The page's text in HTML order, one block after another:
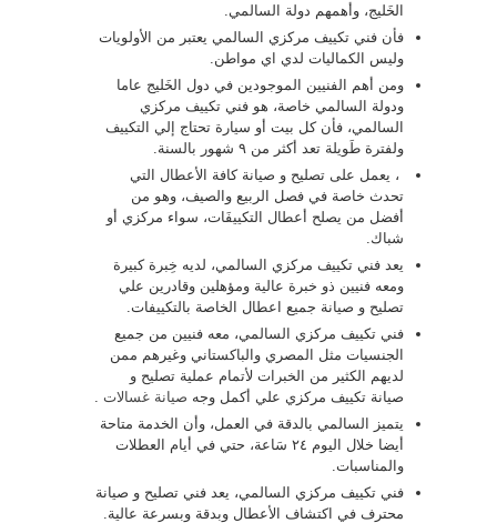
الخَليج، وأهمهم دولة السالمي.
فأن فني تكييف مركزي السالمي يعتبر من الأولويات
وليس الكماليات لدي اي مواطن.
ومن أهم الفنيين الموجودين في دول الخَليج عاما
ودولة السالمي خاصة، هو فني تكييف مركزي
السالمي، فأن كل بيت أو سيارة تحتاج إلي التكييف
ولفترة طَويلة تعد أكثر من ٩ شهور بالسنة.
، يعمل على تصليح و صيانة كافة الأعطال التي
تحدث خاصة في فصل الربيع والصيف، وهو من
أفضل من يصلح أعطال التكييفَات، سواء مركزي أو
شباك.
يعد فني تكييف مركزي السالمي، لديه خِبرة كبيرة
ومعه فنيين ذو خبرة عالية ومؤهلين وقادرين علي
تصليح و صيانة جميع اعطال الخاصة بالتكييفات.
فني تكييف مركزي السالمي، معه فنيين من جميع
الجنسيات مثل المصري والباكستاني وغيرهم ممن
لديهم الكثير من الخبرات لأتمام عملية تصليح و
صيانة تكييف مركزي علي أكمل وجه صيانة غسالات
يتميز السالمي بالدقة في العمل، وأن الخدمة متاحة
أيضا خلال اليوم ٢٤ سَاعة، حتي في أيام العطلات
والمناسبات.
فني تكييف مركزي السالمي، يعد فني تصليح و صيانة
محترف في اكتشاف الأعطال وبدقة وبسرعة عالية.